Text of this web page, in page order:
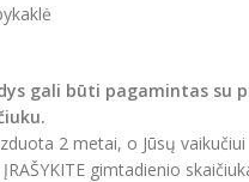
gali būti pagamintas su
2 metai, o Jūsų
gimtadienio